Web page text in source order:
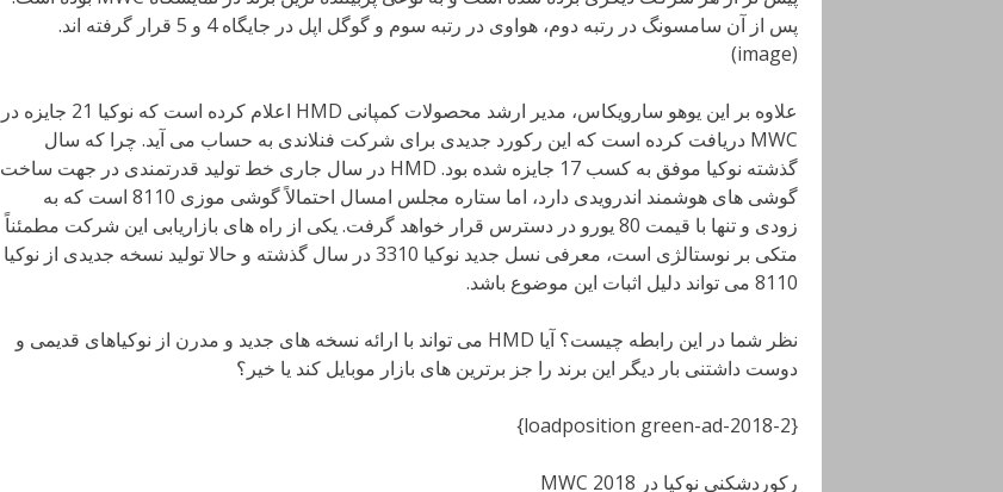
پس از آن سامسونگ در رتبه دوم، هواوی در رتبه سوم و گوگل اپل در جایگاه 4 و 5 قرار گرفته اند.
(image)
علاوه بر این یوهو سارویکاس، مدیر ارشد محصولات کمپانی HMD اعلام کرده است که نوکیا 21 جایزه در
MWC دریافت کرده است که این رکورد جدیدی برای شرکت فنلاندی به حساب می آید. چرا که سال
گذشته نوکیا موفق به کسب 17 جایزه شده بود. HMD در سال جاری خط تولید قدرتمندی در جهت ساخت
گوشی های هوشمند اندرویدی دارد، اما ستاره مجلس امسال احتمالاً گوشی موزی 8110 است که به
زودی و تنها با قیمت 80 یورو در دسترس قرار خواهد گرفت. یکی از راه های بازاریابی این شرکت مطمئناً
متکی بر نوستالژی است، معرفی نسل جدید نوکیا 3310 در سال گذشته و حالا تولید نسخه جدیدی از نوکیا
8110 می تواند دلیل اثبات این موضوع باشد.
نظر شما در این رابطه چیست؟ آیا HMD می تواند با ارائه نسخه های جدید و مدرن از نوکیاهای قدیمی و
دوست داشتنی بار دیگر این برند را جز برترین های بازار موبایل کند یا خیر؟
{loadposition green-ad-2018-2}
رکوردشکنی نوکیا در MWC 2018